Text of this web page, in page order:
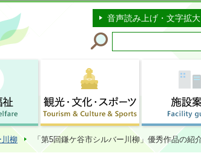
ページの本文へ移動
音声読み上げ・文字拡大
川柳 「第5回鎌ケ谷市シルバー川柳」優秀作品の紹